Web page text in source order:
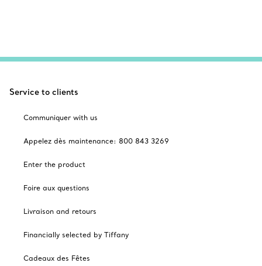
Service to clients
Communiquer with us
Appelez dès maintenance: 800 843 3269
Enter the product
Foire aux questions
Livraison and retours
Financially selected by Tiffany
Cadeaux des Fêtes